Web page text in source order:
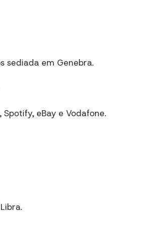
sediada em Genebra.
eBay e Vodafone.